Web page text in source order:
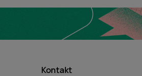
Kontakt